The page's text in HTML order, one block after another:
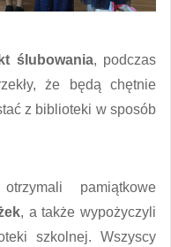
ślubowania, podczas
że będą chętnie
z biblioteki w sposób
pamiątkowe
, a także wypożyczyli
szkolnej. Wszyscy